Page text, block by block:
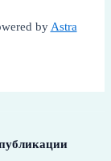
byAstra